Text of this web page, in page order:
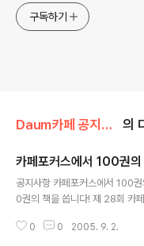
구독하기
Daum카페 공지사항/이벤트 의
카페포커스에서 100권의
공지사항 카페포커스에서 100
0권의 책을 쏩니다! 제 28회 카
권씩 책을 선물합니다! 책 읽기
0 0 2005. 9. 2.